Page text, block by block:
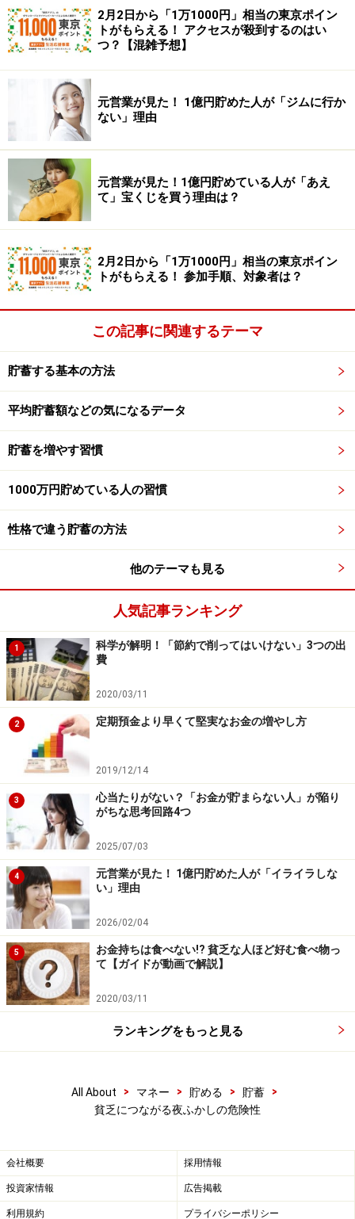
夜更かしすると起きる負の無限ループ
すると、ここからがもっと大変です。言うまでもなく、
夜ふかしをすると頭の働きが鈍くなります。頭の働きが
鈍くなると、仕事が遅くなります。仕事が遅くなると、
残業が増えます。
そして、残業が増えて疲れると、「もっと息抜きした
い」と、もっと夜ふかしするようになるのです。だらだ
ら働き、だらだら遊ぶ。メリハリがないから、どんどん
効率が下がっていきます。
一時期、「重労働と夜ふかしの無限ループ」
筆者の「QOL（生活の質）」がどんどん落ち込んでいき
ました（たぶんですが、こういう経験をしたことがある
夜ふかしの無限ループ
この「夜ふかしの無限ループ」から抜け出す方法はある
のでしょうか？
夜更かし生活から抜け出す方法2つ
筆者の場合、「帰省」と「疲労困憊」がきっかけで、悪
習慣が断ち切られることが多いです。
1つ目は「帰省」です。実家に帰省すると、それまでの
悪習慣がバッサリ断ち切られます。帰省先の家族・親戚
と生活リズムを合わせることになるので、普段と同じよ
うな暮らし方はできないからです。帰省から帰ってきた
後は、頭がスッキリして、「どうしてあんなにバカみた
いに夜ふかししていたんだろう？」と、過去の自分の愚
かさに首をかしげることも多いです。
2つ目は「疲労困憊」です。そもそも夜ふかししたいと
思う理由は「精神的な疲れ」が原因です。また、いちど
夜ふかしを始めると、なかなか夜に眠れません。夜ふか
しは癖になってしまうからです。ですが、夜ふかしが行
き過ぎたり、運動などで肉体的な疲れが蓄積したりする
と、どこかで夜ふかしせずに早寝・早起きする日がきま
す。この「早起き」がリセットのスイッチとなって、生
活リズムがふたたび整うことがよくあります。
あなたも、もしかしたら筆者と同じように「夜ふかしの
無限ループ」に入ってしまっているかもしれません。
「こんなことしていちゃいけないんだけど、仕事続きで
悪循環が続くのです。
切りたいなら、思い切って「長期休みを取ってリフレッ
シュする」とか「夜ふかしできなくなるくらい運動して
身体を疲れさせる」といった荒療治をしてみる価値があ
2月2日から「1万1000円」相当の東京ポイン
トがもらえる！ アクセスが殺到するのはい
つ？【混雑予想】
元営業が見た！ 1億円貯めた人が「ジムに行か
ない」理由
元営業が見た！1億円貯めている人が「あえ
て」宝くじを買う理由は？
2月2日から「1万1000円」相当の東京ポイン
トがもらえる！ 参加手順、対象者は？
この記事に関連するテーマ
貯蓄する基本の方法
平均貯蓄額などの気になるデータ
貯蓄を増やす習慣
1000万円貯めている人の習慣
性格で違う貯蓄の方法
他のテーマも見る
人気記事ランキング
1
科学が解明！「節約で削ってはいけない」3つの出
費
2020/03/11
2 定期預金より早くて堅実なお金の増やし方
2019/12/14
3
心当たりがない？「お金が貯まらない人」が陥り
がちな思考回路4つ
2025/07/03
4
元営業が見た！ 1億円貯めた人が「イライラしな
い」理由
2026/02/04
5
お金持ちは食べない!? 貧乏な人ほど好む食べ物っ
て【ガイドが動画で解説】
2020/03/11
ランキングをもっと見る
All About > マネー > 貯める > 貯蓄
>
貧乏につながる夜ふかしの危険性
会社概要 採用情報
投資家情報 広告掲載
利用規約 プライバシーポリシー